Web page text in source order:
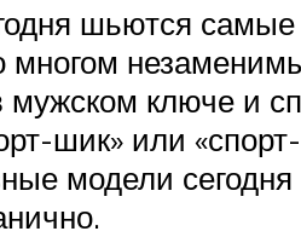
шьются
ключе и
шик» или
модели